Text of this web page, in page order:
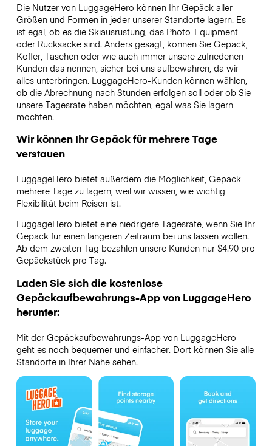
Die Nutzer von LuggageHero können Ihr Gepäck aller
Größen und Formen in jeder unserer Standorte lagern. Es
ist egal, ob es die Skiausrüstung, das Photo-Equipment
oder Rucksäcke sind. Anders gesagt, können Sie Gepäck,
Koffer, Taschen oder wie auch immer unsere zufriedenen
Kunden das nennen, sicher bei uns aufbewahren, da wir
alles unterbringen. LuggageHero-Kunden können wählen,
ob die Abrechnung nach Stunden erfolgen soll oder ob Sie
unsere Tagesrate haben möchten, egal was Sie lagern
möchten.
Wir können Ihr Gepäck für mehrere Tage
verstauen
LuggageHero bietet außerdem die Möglichkeit, Gepäck
mehrere Tage zu lagern, weil wir wissen, wie wichtig
Flexibilität beim Reisen ist.
LuggageHero bietet eine niedrigere Tagesrate, wenn Sie Ihr
Gepäck für einen längeren Zeitraum bei uns lassen wollen.
Ab dem zweiten Tag bezahlen unsere Kunden nur $4.90 pro
Gepäckstück pro Tag.
Laden Sie sich die kostenlose
Gepäckaufbewahrungs-App von LuggageHero
herunter:
Mit der Gepäckaufbewahrungs-App von LuggageHero
geht es noch bequemer und einfacher. Dort können Sie alle
Standorte in Ihrer Nähe sehen.